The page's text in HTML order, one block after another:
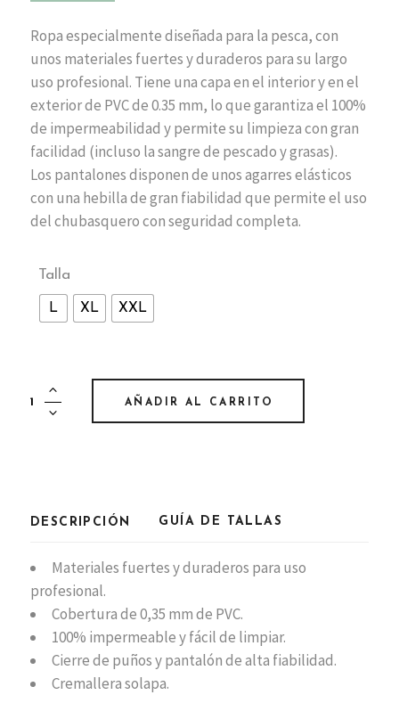
Ropa especialmente diseñada para la pesca, con
unos materiales fuertes y duraderos para su largo
uso profesional. Tiene una capa en el interior y en el
exterior de PVC de 0.35 mm, lo que garantiza el 100%
de impermeabilidad y permite su limpieza con gran
facilidad (incluso la sangre de pescado y grasas).
Los pantalones disponen de unos agarres elásticos
con una hebilla de gran fiabilidad que permite el uso
del chubasquero con seguridad completa.
Talla
L XL XXL
Pantalones
chubasquero
AÑADIR AL CARRITO
DESCRIPCIÓN GUÍA DE TALLAS
Materiales fuertes y duraderos para uso
profesional.
Cobertura de 0,35 mm de PVC.
100% impermeable y fácil de limpiar.
Cierre de puños y pantalón de alta fiabilidad.
Cremallera solapa.